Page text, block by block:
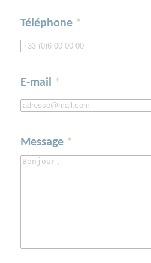
Téléphone *
E-mail *
Message *